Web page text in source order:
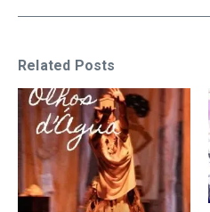
Related Posts